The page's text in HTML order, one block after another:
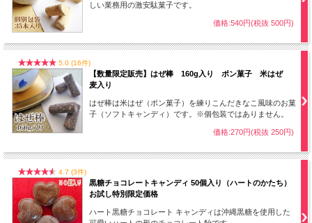
直径：約2.8cm、厚さ：約1cm
子供のおやつやお仕事、家事の合間に
しい業務用の激安駄菓子です。
価格:540円(税抜 500円)
5.0 (16件)
【数量限定販売】はぜ棒 160g入り ポン菓子 米はぜ
麦入り
はぜ棒は米はぜ（ポン菓子）を練りこんだきなこ風味のお菓
子（ソフトキャンディ）です。※個包装ではありません。
価格:270円(税抜 250円)
4.7 (3件)
黒糖チョコレートキャンディ 50個入り（ハートのかたち）
お試し特別限定価格
ハート黒糖チョコレート キャンディは沖縄黒糖を使用した